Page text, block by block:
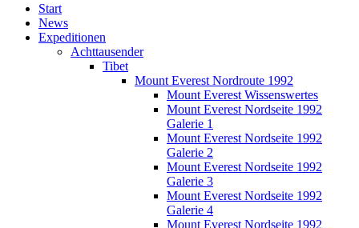
Start
News
Expeditionen
Achttausender
Tibet
Mount Everest Nordroute 1992
Mount Everest Wissenswertes
Mount Everest Nordseite 1992
Galerie 1
Mount Everest Nordseite 1992
Galerie 2
Mount Everest Nordseite 1992
Galerie 3
Mount Everest Nordseite 1992
Galerie 4
Mount Everest Nordseite 1992